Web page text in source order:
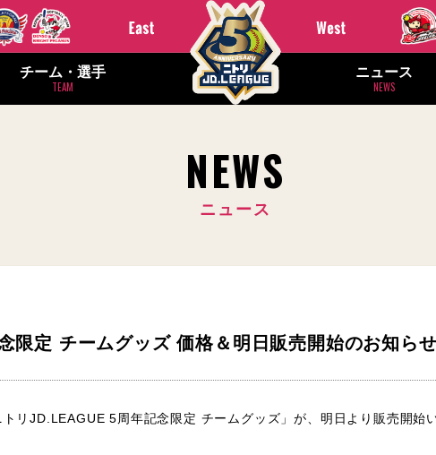
チーム・選手
TEAM
ニュース
NEWS
NEWS
ニュース
限定 チームグッズ 価格＆明日販売開始のお知らせ
リJD.LEAGUE 5周年記念限定 チームグッズ」が、明日より販売開始